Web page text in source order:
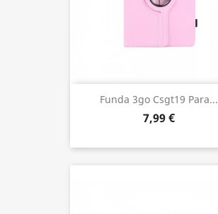
Funda 3go Csgt19 Para...
7,99 €